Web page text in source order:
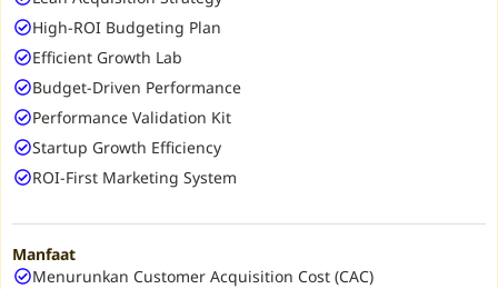
High-ROI Budgeting Plan
Efficient Growth Lab
Budget-Driven Performance
Performance Validation Kit
Startup Growth Efficiency
ROI-First Marketing System
Manfaat
Menurunkan Customer Acquisition Cost (CAC)